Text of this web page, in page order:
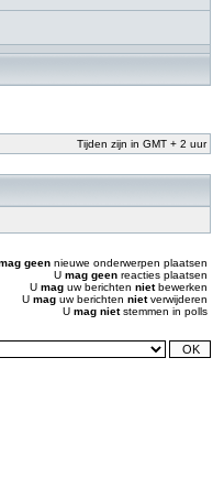
Tijden zijn in GMT + 2 uur
geen nieuwe onderwerpen plaatsen
U mag geen reacties plaatsen
U mag uw berichten nietbewerken
U mag uw berichten nietverwijderen
U mag nietstemmen in polls